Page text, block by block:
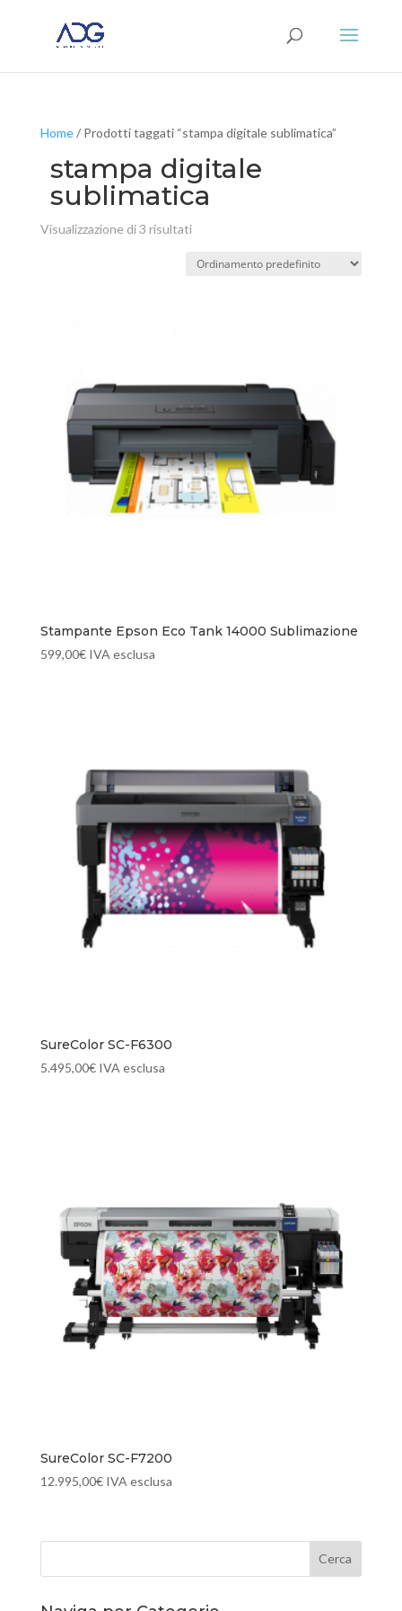
Home/ Prodotti taggati “stampa digitale sublimatica”
stampa digitale
sublimatica
Visualizzazione di 3 risultati
Stampante Epson Eco Tank 14000 Sublimazione
599,00€ IVA esclusa
SureColor SC-F6300
5.495,00€ IVA esclusa
SureColor SC-F7200
12.995,00€ IVA esclusa